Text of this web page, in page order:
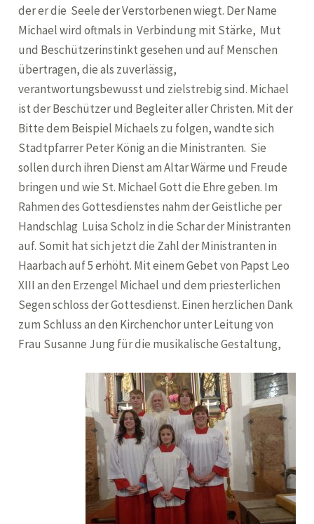
der er die Seele der Verstorbenen wiegt. Der Name
Michael wird oftmals in Verbindung mit Stärke, Mut
und Beschützerinstinkt gesehen und auf Menschen
übertragen, die als zuverlässig,
verantwortungsbewusst und zielstrebig sind. Michael
ist der Beschützer und Begleiter aller Christen. Mit der
Bitte dem Beispiel Michaels zu folgen, wandte sich
Stadtpfarrer Peter König an die Ministranten. Sie
sollen durch ihren Dienst am Altar Wärme und Freude
bringen und wie St. Michael Gott die Ehre geben. Im
Rahmen des Gottesdienstes nahm der Geistliche per
Handschlag Luisa Scholz in die Schar der Ministranten
auf. Somit hat sich jetzt die Zahl der Ministranten in
Haarbach auf 5 erhöht. Mit einem Gebet von Papst Leo
XIII an den Erzengel Michael und dem priesterlichen
Segen schloss der Gottesdienst. Einen herzlichen Dank
zum Schluss an den Kirchenchor unter Leitung von
Frau Susanne Jung für die musikalische Gestaltung,